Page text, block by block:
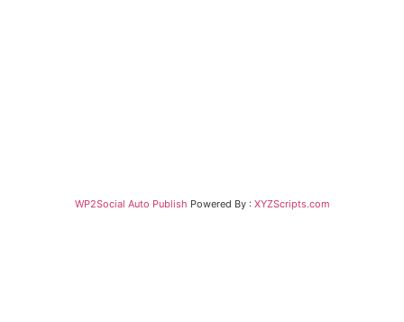
WP2Social Auto Publish Powered By : XYZScripts.com